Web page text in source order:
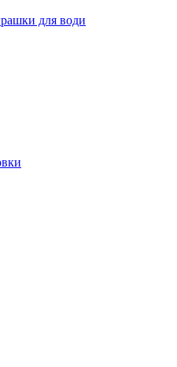
для води